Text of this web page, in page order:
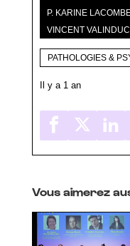
P. KARINE
VINCENT
PATHOLOGIES &
Il y a 1 an
Vous aimerez